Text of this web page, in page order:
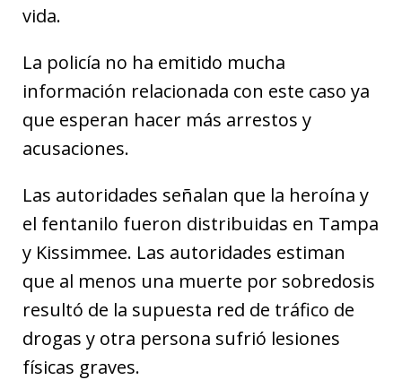
vida.
La policía no ha emitido mucha
información relacionada con este caso ya
que esperan hacer más arrestos y
acusaciones.
Las autoridades señalan que la heroína y
el fentanilo fueron distribuidas en Tampa
y Kissimmee. Las autoridades estiman
que al menos una muerte por sobredosis
resultó de la supuesta red de tráfico de
drogas y otra persona sufrió lesiones
físicas graves.